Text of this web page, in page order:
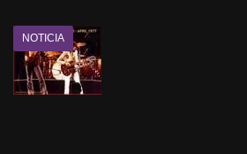
NOTICIA